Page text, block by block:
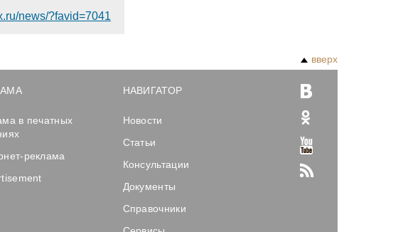
news/?favid=7041
вверх
в печатных
реклама
НАВИГАТОР
Новости
Статьи
Консультации
Документы
Справочники